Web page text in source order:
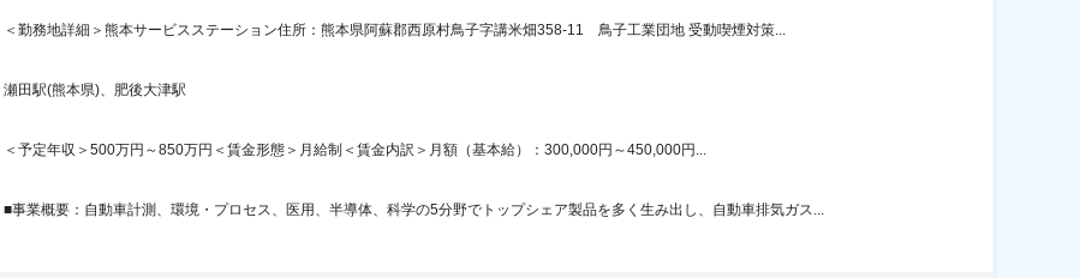
＜勤務地詳細＞熊本サービスステーション住所：熊本県阿蘇郡西原村鳥子字講米畑358-11 鳥子工業団地 受動喫煙対策...
瀬田駅(熊本県)、肥後大津駅
＜予定年収＞500万円～850万円＜賃金形態＞月給制＜賃金内訳＞月額（基本給）：300,000円～450,000円...
■事業概要：自動車計測、環境・プロセス、医用、半導体、科学の5分野でトップシェア製品を多く生み出し、自動車排気ガス...